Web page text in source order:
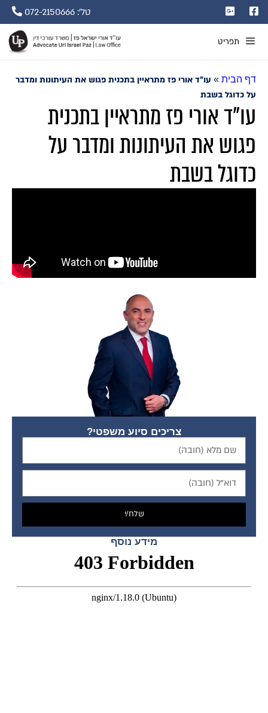
טל': 072-2150666
תפריט
צריכים סיוע משפטי?
שלח/י
מידע נוסף
דף הבית » עו"ד אורי פז מתראיין בתכנית פגוש את העיתונות ומדבר
על כדוגל בשבת
עו"ד אורי פז מתראיין בתכנית
פגוש את העיתונות ומדבר על
כדוגל בשבת